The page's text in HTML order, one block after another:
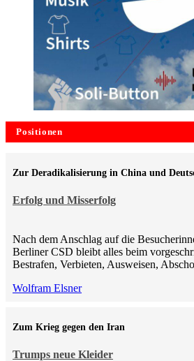
Positionen
Erfolg und Misserfolg
Zur Deradikalisierung in China und
Nach dem Anschlag auf die
Berliner CSD bleibt alles beim
Bestrafen, Verbieten, Ausweisen,
Wolfram Elsner
Trumps neue Kleider
Zum Krieg gegen den Iran